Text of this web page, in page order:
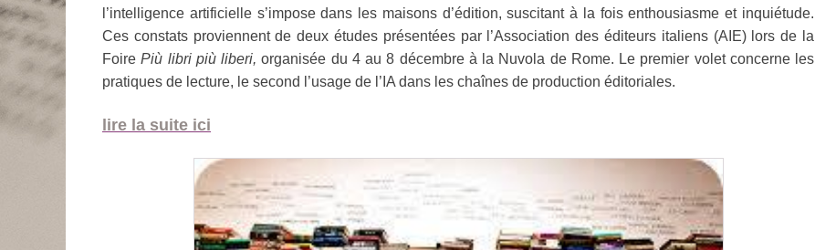
l’intelligence artificielle s’impose dans les maisons d’édition, suscitant à la fois enthousiasme et inquiétude.
Ces constats proviennent de deux études présentées par l’Association des éditeurs italiens (AIE) lors de la
FoirePiù libri più liberi, organisée du 4 au 8 décembre à la Nuvola de Rome. Le premier volet concerne les
pratiques de lecture, le second l’usage de l’IA dans les chaînes de production éditoriales.
lire la suite ici